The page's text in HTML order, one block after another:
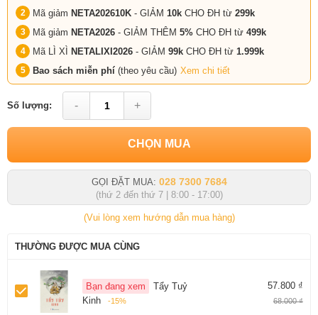
Mã giảm NETA202610K - GIẢM 10k CHO ĐH từ 299k
Mã giảm NETA2026 - GIẢM THÊM 5% CHO ĐH từ 499k
Mã LÌ XÌ NETALIXI2026 - GIẢM 99k CHO ĐH từ 1.999k
Bao sách miễn phí (theo yêu cầu) Xem chi tiết
Số lượng: - +
CHỌN MUA
GỌI ĐẶT MUA: 028 7300 7684
(thứ 2 đến thứ 7 | 8:00 - 17:00)
(Vui lòng xem hướng dẫn mua hàng)
THƯỜNG ĐƯỢC MUA CÙNG
Bạn đang xem
Tẩy Tuỷ
Kinh
-15%
57.800 ₫
68.000 ₫